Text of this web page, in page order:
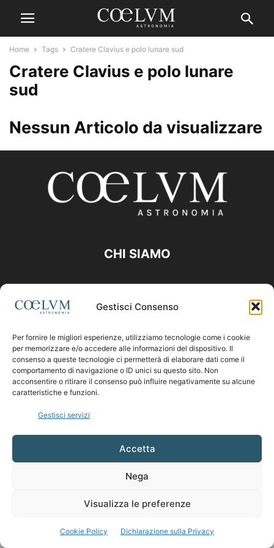
Gestisci Consenso
Per fornire le migliori esperienze, utilizziamo tecnologie come i cookie
per memorizzare e/o accedere alle informazioni del dispositivo. Il
consenso a queste tecnologie ci permetterà di elaborare dati come il
comportamento di navigazione o ID unici su questo sito. Non
acconsentire o ritirare il consenso può influire negativamente su alcune
caratteristiche e funzioni.
Gestisci servizi
Accetta
Nega
Visualizza le preferenze
Cookie Policy Dichiarazione sulla Privacy
Home Tags Cratere Clavius e polo lunare sud
Cratere Clavius e polo lunare
sud
Nessun Articolo da visualizzare
CHI SIAMO